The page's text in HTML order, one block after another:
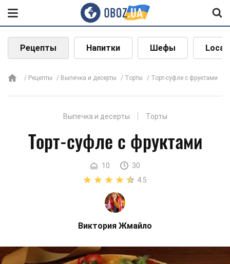
Рецепты Напитки Шефы Local
Рецепты Выпечка и десерты Торты Торт-суфле с фруктами
Выпечка и десерты Торты
Торт-суфле с фруктами
10
30
4.5
Виктория Жмайло